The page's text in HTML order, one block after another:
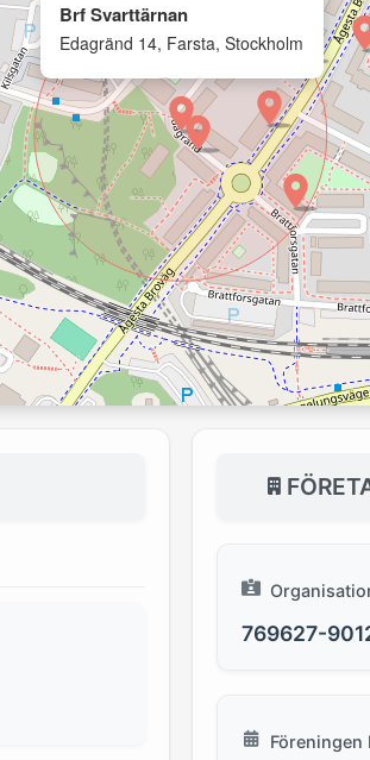
Brf Svarttärnan
Edagränd 14, Farsta, Stockholm
769627-
Föreningen